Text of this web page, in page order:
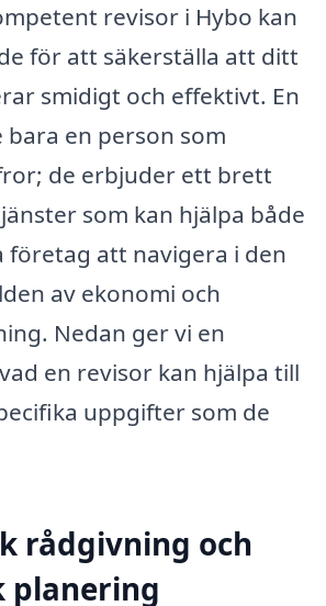
revisor i Hybo kan
för att säkerställa att ditt
smidigt och effektivt. En
en person som
de erbjuder ett brett
som kan hjälpa både
företag att navigera i den
av ekonomi och
Nedan ger vi en
en revisor kan hjälpa till
uppgifter som de
rådgivning och
planering